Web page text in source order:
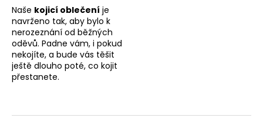
Naše kojicí oblečení je
navrženo tak, aby bylo k
nerozeznání od běžných
oděvů. Padne vám, i pokud
nekojíte, a bude vás těšit
ještě dlouho poté, co kojit
přestanete.